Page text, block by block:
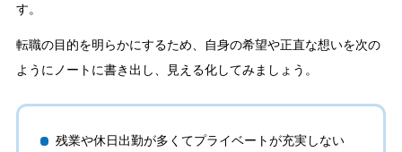
す。
転職の目的を明らかにするため、自身の希望や正直な想いを次の
ようにノートに書き出し、見える化してみましょう。
残業や休日出勤が多くてプライベートが充実しない